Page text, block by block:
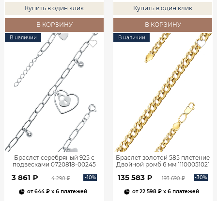
Купить в один клик
В КОРЗИНУ
Купить в один клик
В КОРЗИНУ
В наличии
Браслет серебряный 925 с
подвесками 0720818-00245
3 861 ₽ 4 290 ₽ -10%
от644 ₽ x 6 платежей
В наличии
Браслет золотой 585 плетение
Двойной ромб 6 мм 11100051021
135 583 ₽ 193 690 ₽ -30%
от22 598 ₽ x 6 платежей